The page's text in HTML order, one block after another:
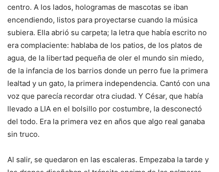
centro. A los lados, hologramas de mascotas se iban
encendiendo, listos para proyectarse cuando la música
subiera. Ella abrió su carpeta; la letra que había escrito no
era complaciente: hablaba de los patios, de los platos de
agua, de la libertad pequeña de oler el mundo sin miedo,
de la infancia de los barrios donde un perro fue la primera
lealtad y un gato, la primera independencia. Cantó con una
voz que parecía recordar otra ciudad. Y César, que había
llevado a LIA en el bolsillo por costumbre, la desconectó
del todo. Era la primera vez en años que algo real ganaba
sin truco.
Al salir, se quedaron en las escaleras. Empezaba la tarde y